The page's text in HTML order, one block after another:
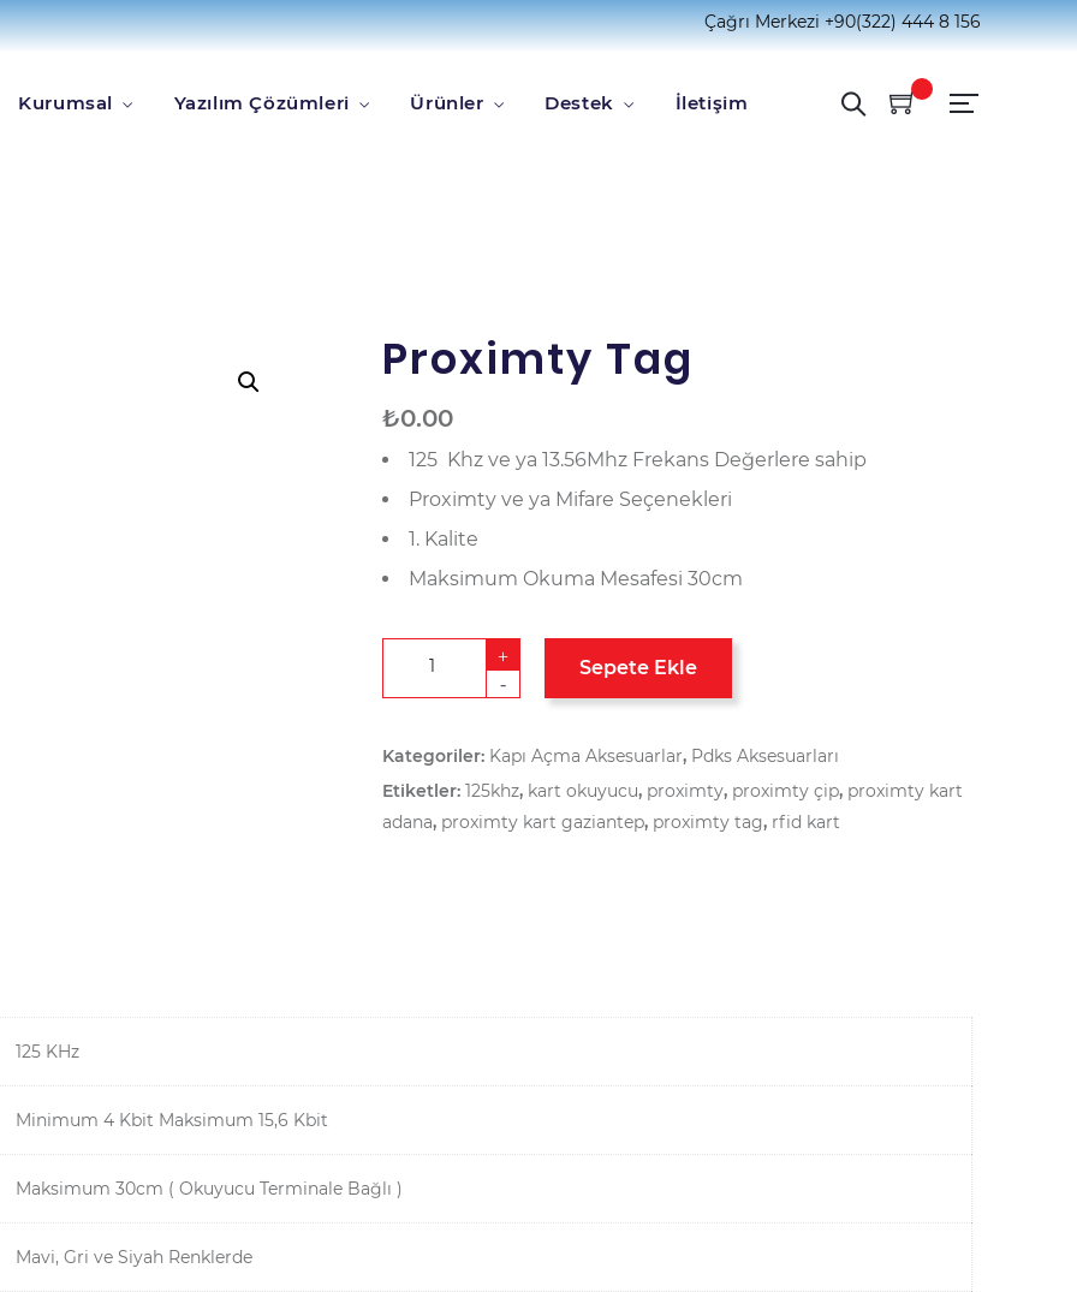
Çağrı Merkezi+90(322) 444 8 156
Kurumsal Yazılım Çözümleri Ürünler Destek İletişim
Proximty Tag
Proximty Tag
₺0.00
125 Khz ve ya 13.56Mhz Frekans Değerlere sahip
Proximty ve ya Mifare Seçenekleri
1. Kalite
Maksimum Okuma Mesafesi 30cm
-
+
Sepete Ekle
Kategoriler: Kapı Açma Aksesuarlar, Pdks Aksesuarları
Etiketler: 125khz, kart okuyucu, proximty, proximty çip, proximty kart
adana, proximty kart gaziantep, proximty tag, rfid kart
125 KHz
Minimum 4 Kbit Maksimum 15,6 Kbit
Maksimum 30cm ( Okuyucu Terminale Bağlı )
Mavi, Gri ve Siyah Renklerde